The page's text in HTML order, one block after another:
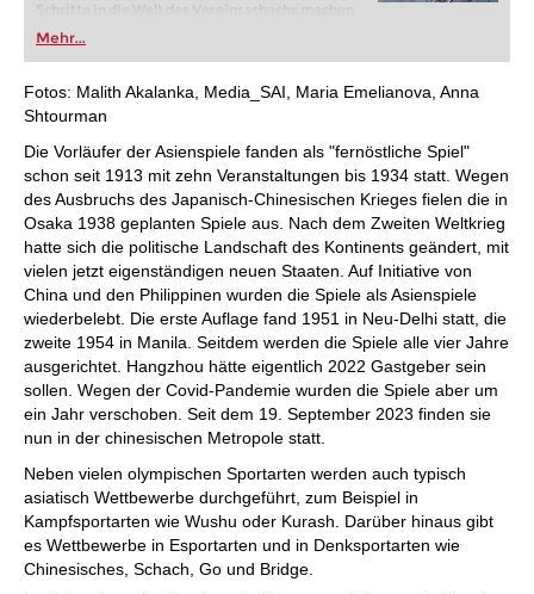
Schritte in die Welt des Vereinsschachs machen
oder bereits auf Turnierniveau spielen: Mit
FRITZ trainieren Sie effizienter, intelligenter und
individueller als je zuvor.
Mehr...
Fotos: Malith Akalanka, Media_SAI, Maria Emelianova, Anna
Shtourman
Die Vorläufer der Asienspiele fanden als "fernöstliche Spiel"
schon seit 1913 mit zehn Veranstaltungen bis 1934 statt. Wegen
des Ausbruchs des Japanisch-Chinesischen Krieges fielen die in
Osaka 1938 geplanten Spiele aus. Nach dem Zweiten Weltkrieg
hatte sich die politische Landschaft des Kontinents geändert, mit
vielen jetzt eigenständigen neuen Staaten. Auf Initiative von
China und den Philippinen wurden die Spiele als Asienspiele
wiederbelebt. Die erste Auflage fand 1951 in Neu-Delhi statt, die
zweite 1954 in Manila. Seitdem werden die Spiele alle vier Jahre
ausgerichtet. Hangzhou hätte eigentlich 2022 Gastgeber sein
sollen. Wegen der Covid-Pandemie wurden die Spiele aber um
ein Jahr verschoben. Seit dem 19. September 2023 finden sie
nun in der chinesischen Metropole statt.
Neben vielen olympischen Sportarten werden auch typisch
asiatisch Wettbewerbe durchgeführt, zum Beispiel in
Kampfsportarten wie Wushu oder Kurash. Darüber hinaus gibt
es Wettbewerbe in Esportarten und in Denksportarten wie
Chinesisches, Schach, Go und Bridge.